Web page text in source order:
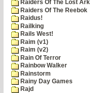
Raiders Of The Lost Ark
Raiders Of The Reebok
Raidus!
Railking
Rails West!
Raim (v1)
Raim (v2)
Rain Of Terror
Rainbow Walker
Rainstorm
Rainy Day Games
Rajd